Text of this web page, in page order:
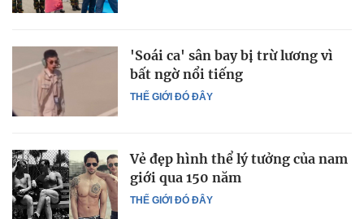
THẾ GIỚI ĐÓ ĐÂY
'Soái ca' sân bay bị trừ lương vì
bất ngờ nổi tiếng
THẾ GIỚI ĐÓ ĐÂY
Vẻ đẹp hình thể lý tưởng của nam
giới qua 150 năm